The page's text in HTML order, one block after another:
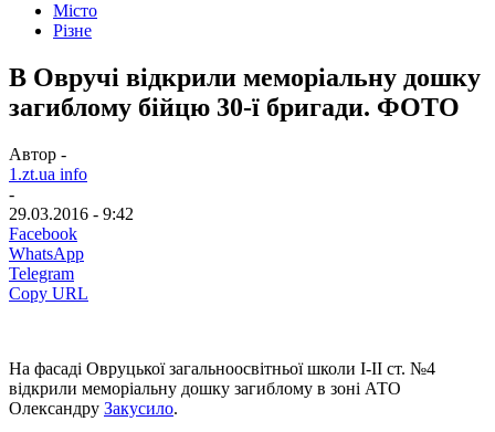
Місто
Різне
В Овручі відкрили меморіальну дошку
загиблому бійцю 30-ї бригади. ФОТО
Автор -
1.zt.ua info
-
29.03.2016 - 9:42
Facebook
WhatsApp
Telegram
Copy URL
На фасаді Овруцької загальноосвітньої школи І-ІІ ст. №4
відкрили меморіальну дошку загиблому в зоні АТО
Олександру Закусило.